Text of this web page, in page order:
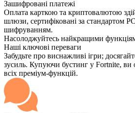
Зашифровані платежі
Оплата карткою та криптовалютою
шлюзи, сертифіковані за стандартом
шифруванням.
Насолоджуйтесь найкращими
Наші ключові переваги
Забудьте про виснажливі ігри;
зусиль. Купуючи бустинг у Fortnite, ви
всіх преміум-функцій.